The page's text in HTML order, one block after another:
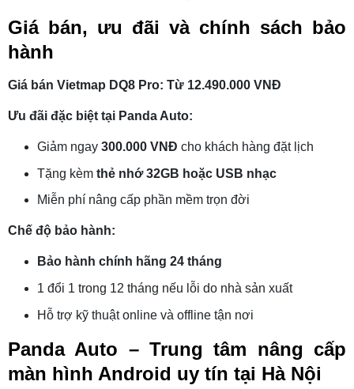
Giá bán, ưu đãi và chính sách bảo
hành
Giá bán Vietmap DQ8 Pro: Từ 12.490.000 VNĐ
Ưu đãi đặc biệt tại Panda Auto:
Giảm ngay 300.000 VNĐ cho khách hàng đặt lịch
Tặng kèm thẻ nhớ 32GB hoặc USB nhạc
Miễn phí nâng cấp phần mềm trọn đời
Chế độ bảo hành:
Bảo hành chính hãng 24 tháng
1 đổi 1 trong 12 tháng nếu lỗi do nhà sản xuất
Hỗ trợ kỹ thuật online và offline tận nơi
Panda Auto – Trung tâm nâng cấp
màn hình Android uy tín tại Hà Nội